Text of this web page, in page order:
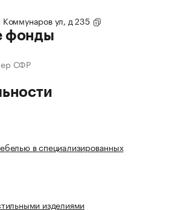
ул, д 235
фонды
СФР
в специализированных
изделиями